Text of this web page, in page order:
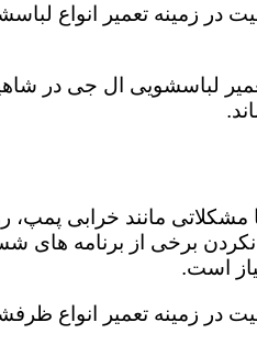
در زمینه تعمیر انواع
لباسشویی ال جی در
مشکلاتی مانند خرابی
برخی از برنامه های
است.
در زمینه تعمیر انواع